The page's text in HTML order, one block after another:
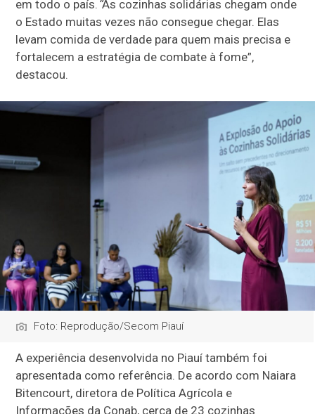
em todo o país. “As cozinhas solidárias chegam onde
o Estado muitas vezes não consegue chegar. Elas
levam comida de verdade para quem mais precisa e
fortalecem a estratégia de combate à fome”,
destacou.
Foto: Reprodução/Secom Piauí
A experiência desenvolvida no Piauí também foi
apresentada como referência. De acordo com Naiara
Bitencourt, diretora de Política Agrícola e
Informações da Conab, cerca de 23 cozinhas